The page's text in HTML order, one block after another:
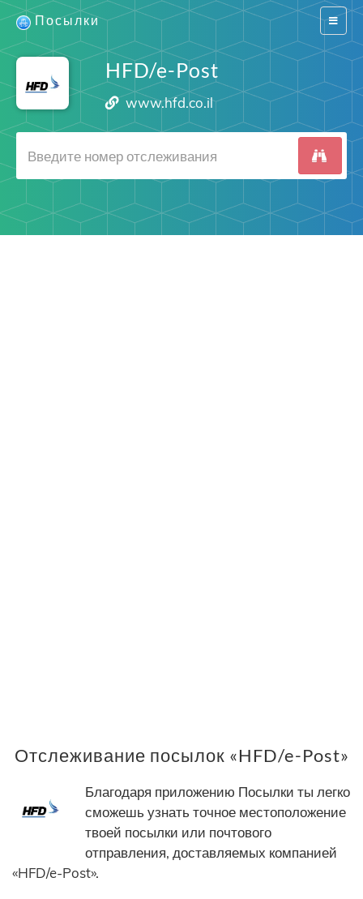
Switch
Посылки
HFD/e-Post
www.hfd.co.il
Отслеживание посылок «HFD/e-Post»
Благодаря приложению Посылки ты легко
сможешь узнать точное местоположение
твоей посылки или почтового
отправления, доставляемых компанией
«HFD/e-Post».